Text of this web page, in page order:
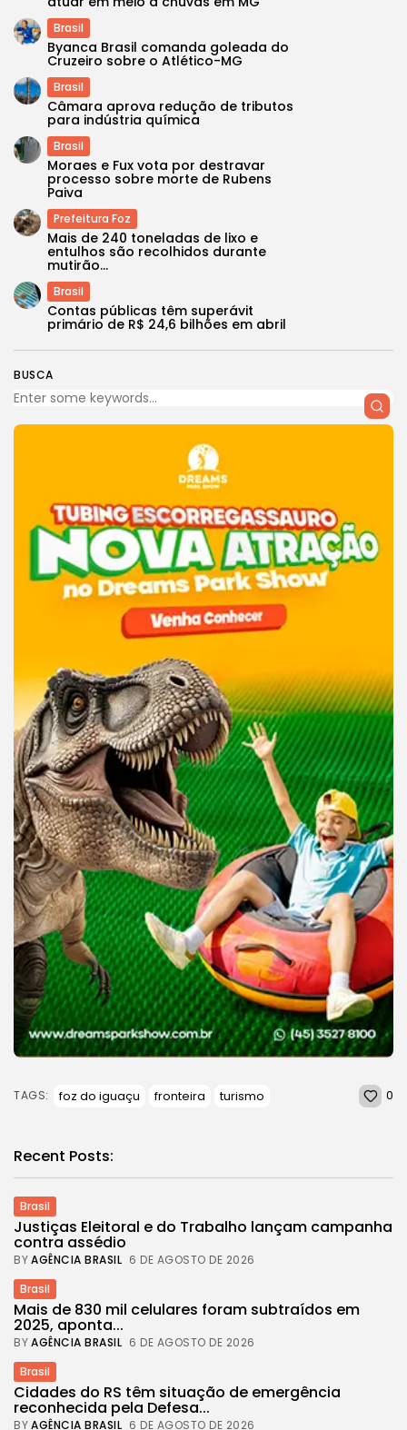
BUSCA
Brasil
Byanca Brasil comanda goleada do
Cruzeiro sobre o Atlético-MG
Brasil
Câmara aprova redução de tributos
para indústria química
Brasil
Moraes e Fux vota por destravar
processo sobre morte de Rubens
Paiva
Prefeitura Foz
Mais de 240 toneladas de lixo e
entulhos são recolhidos durante
mutirão...
Brasil
Contas públicas têm superávit
primário de R$ 24,6 bilhões em abril
TAGS: foz do iguaçu fronteira turismo 0
Recent Posts:
Brasil
Justiças Eleitoral e do Trabalho lançam campanha
contra assédio
BYAGÊNCIA BRASIL 6 DE AGOSTO DE 2026
Brasil
Mais de 830 mil celulares foram subtraídos em
2025, aponta...
BYAGÊNCIA BRASIL 6 DE AGOSTO DE 2026
Brasil
Cidades do RS têm situação de emergência
reconhecida pela Defesa...
BYAGÊNCIA BRASIL 6 DE AGOSTO DE 2026